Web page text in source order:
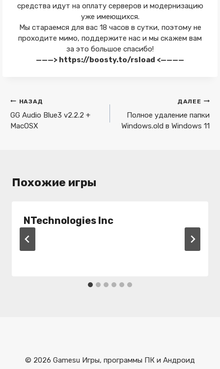
средства идут на оплату серверов и модернизацию
уже имеющихся.
Мы стараемся для вас 18 часов в сутки, поэтому не
проходите мимо, поддержите нас и мы скажем вам
за это большое спасибо!
———> https://boosty.to/rsload <————
Навигация
по
записям
НАЗАД
GG Audio Blue3 v2.2.2 +
MacOSX
ДАЛЕЕ
Полное удаление папки
Windows.old в Windows 11
Похожие игры
NTechnologies Inc
© 2026 Gamesu Игры, программы ПК и Андроид